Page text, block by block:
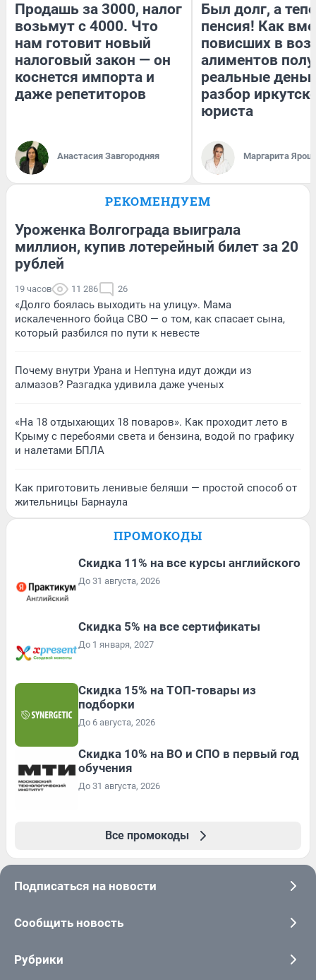
Продашь за 3000, налог
возьмут с 4000. Что
нам готовит новый
налоговый закон — он
коснется импорта и
даже репетиторов
Анастасия Завгородняя
Был долг, а
пенсия! Как
повисших в
алиментов
реальные
разбор
юриста
Маргарита
РЕКОМЕНДУЕМ
Уроженка Волгограда выиграла
миллион, купив лотерейный билет за 20
рублей
19 часов 11 286 26
«Долго боялась выходить на улицу». Мама
искалеченного бойца СВО — о том, как спасает сына,
который разбился по пути к невесте
Почему внутри Урана и Нептуна идут дожди из
алмазов? Разгадка удивила даже ученых
«На 18 отдыхающих 18 поваров». Как проходит лето в
Крыму с перебоями света и бензина, водой по графику
и налетами БПЛА
Как приготовить ленивые беляши — простой способ от
жительницы Барнаула
ПРОМОКОДЫ
Скидка 11% на все курсы английского
До 31 августа, 2026
Скидка 5% на все сертификаты
До 1 января, 2027
Скидка 15% на ТОП-товары из
подборки
До 6 августа, 2026
Скидка 10% на ВО и СПО в первый год
обучения
До 31 августа, 2026
Все промокоды
Подписаться на новости
Сообщить новость
Рубрики